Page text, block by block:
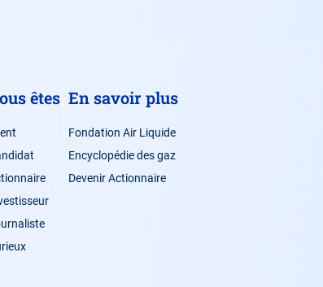
êtes En savoir plus
Fondation Air Liquide
Encyclopédie des gaz
Devenir Actionnaire